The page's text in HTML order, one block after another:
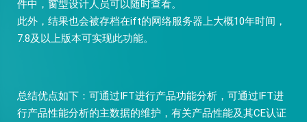
件中，窗型设计人员可以随时查看。
此外，结果也会被存档在ift的网络服务器上大概10年时间，
7.8及以上版本可实现此功能。
总结优点如下：可通过IFT进行产品功能分析，可通过IFT进
行产品性能分析的主数据的维护，有关产品性能及其CE认证